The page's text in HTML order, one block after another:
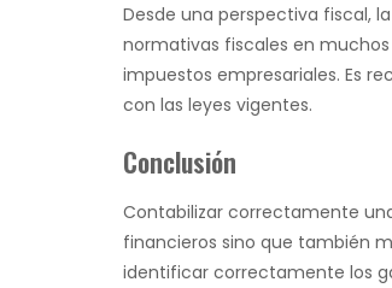
Desde una perspectiva fiscal,
normativas fiscales en
impuestos empresariales. Es
con las leyes vigentes.
Conclusión
Contabilizar correctamente
financieros sino que también
identificar correctamente los